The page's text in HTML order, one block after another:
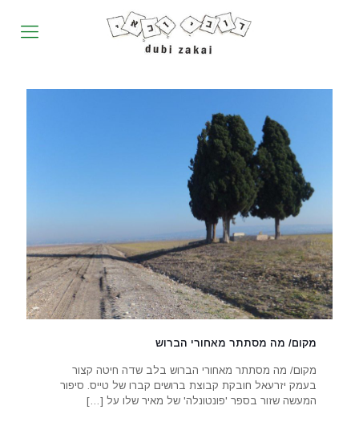
מקום/ מה מסתתר מאחורי הברוש
מקום/ מה מסתתר מאחורי הברוש בלב שדה חיטה קצור
בעמק יזרעאל חובקת קבוצת ברושים קברו של טייס. סיפור
המעשה שזור בספר 'פונטונלה' של מאיר שלו על […]